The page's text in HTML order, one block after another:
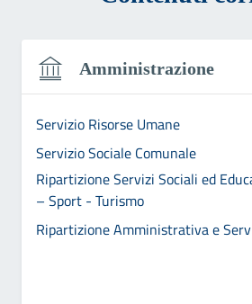
Amministrazione
Servizio Risorse Umane
Servizio Sociale Comunale
Ripartizione Servizi Sociali ed
– Sport - Turismo
Ripartizione Amministrativa e